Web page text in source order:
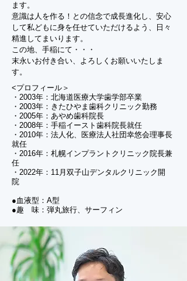
ます。
意識は人を作る！との信念で成長進化し、安心
して私どもに身を任せていただけるよう、日々
精進してまいります。
この地、手稲にて・・・
末永いお付き合い、よろしくお願いいたしま
す。
<プロフィール＞
・2003年：北海道医療大学歯学部卒業
・2003年：きたひやま歯科クリニック勤務
・2005年：あやめ歯科院長
・2008年：手稲イースト歯科院長就任
・2010年：法人化、医療法人社団幸悠会理事長
就任
・2016年：札幌インプラントクリニック院長兼
任
・2022年：11月双子山デンタルクリニック開
院
●血液型：A型
●趣 味：弾丸旅行、サーフィン